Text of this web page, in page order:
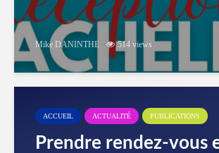
Mike DANINTHE 514 views
ACCUEIL ACTUALITÉ PUBLICATIONS
Prendre rendez-vous